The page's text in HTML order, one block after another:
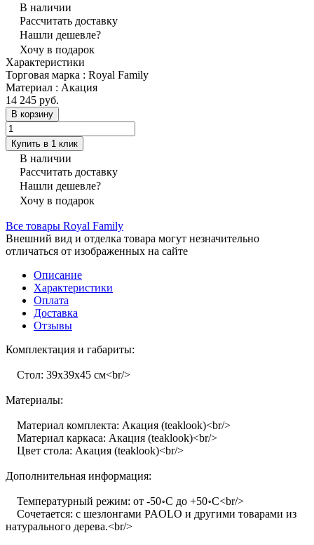
В наличии
Рассчитать доставку
Нашли дешевле?
Хочу в подарок
Характеристики
Торговая марка : Royal Family
Материал : Акация
14 245 руб.
В корзину
Купить в 1 клик
В наличии
Рассчитать доставку
Нашли дешевле?
Хочу в подарок
Все товары Royal Family
Внешний вид и отделка товара могут незначительно
отличаться от изображенных на сайте
Описание
Характеристики
Оплата
Доставка
Отзывы
Комплектация и габариты:
Стол: 39х39х45 см<br/>
Материалы:
Материал комплекта: Акация (teaklook)<br/>
Материал каркаса: Акация (teaklook)<br/>
Цвет стола: Акация (teaklook)<br/>
Дополнительная информация:
Температурный режим: от -50॰C до +50॰C<br/>
Сочетается: с шезлонгами PAOLO и другими товарами из
натурального дерева.<br/>